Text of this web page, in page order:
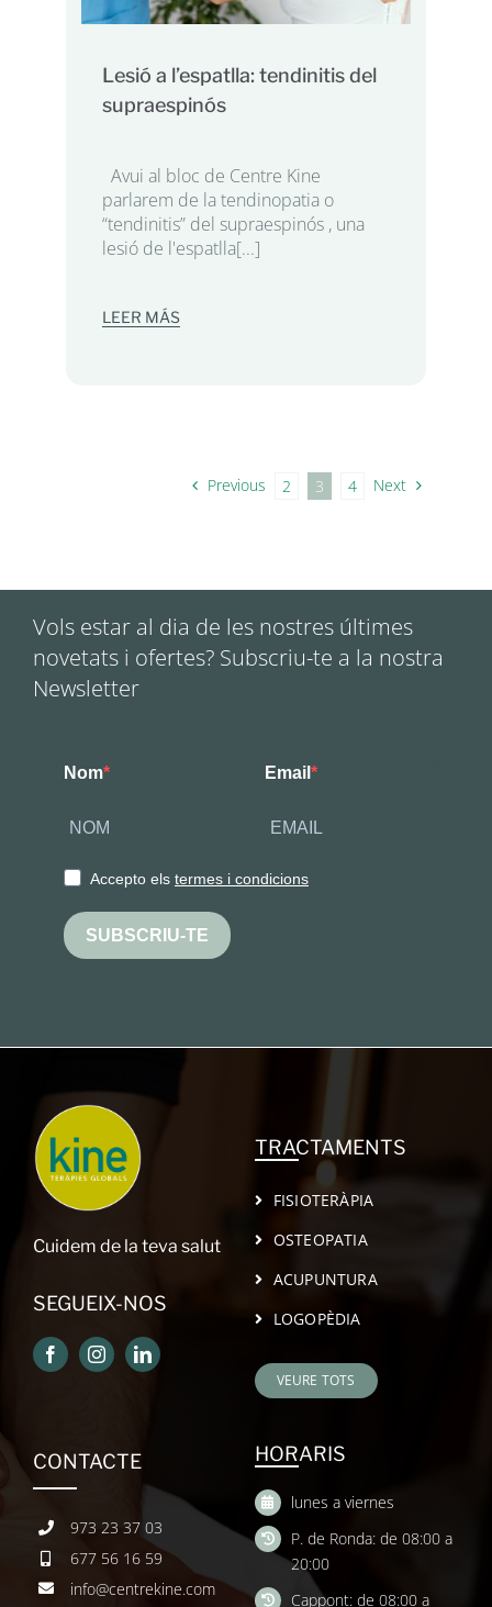
Lesió a l’espatlla: tendinitis del
supraespinós
Avui al bloc de Centre Kine
parlarem de la tendinopatia o
“tendinitis” del supraespinós , una
lesió de l'espatlla[...]
LEER MÁS
Previous 2 3 4 Next
Vols estar al dia de les nostres últimes
novetats i ofertes? Subscriu-te a la nostra
Newsletter
Nom Email
Accepto els termes i condicions
SUBSCRIU-TE
Cuidem de la teva salut
SEGUEIX-NOS
TRACTAMENTS
FISIOTERÀPIA
OSTEOPATIA
ACUPUNTURA
LOGOPÈDIA
VEURE TOTS
CONTACTE
973 23 37 03
677 56 16 59
info@centrekine.com
HORARIS
lunes a viernes
P. de Ronda: de 08:00 a
20:00
Cappont: de 08:00 a